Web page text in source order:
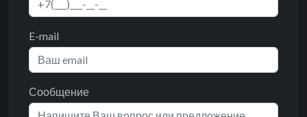
E-mail
Сообщение